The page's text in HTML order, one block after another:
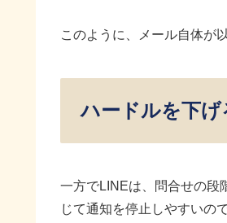
このように、メール自体が
ハードルを下げ
一方でLINEは、問合せの段
じて通知を停止しやすいの